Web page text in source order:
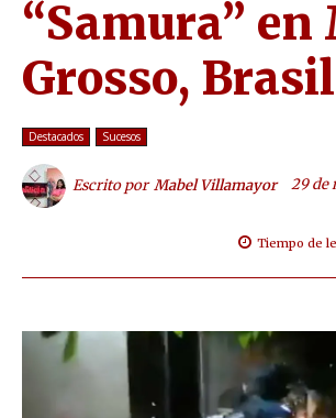
“Samura” en
Grosso, Brasil
Destacados Sucesos
Escrito por Mabel Villamayor 29 de
Tiempo de